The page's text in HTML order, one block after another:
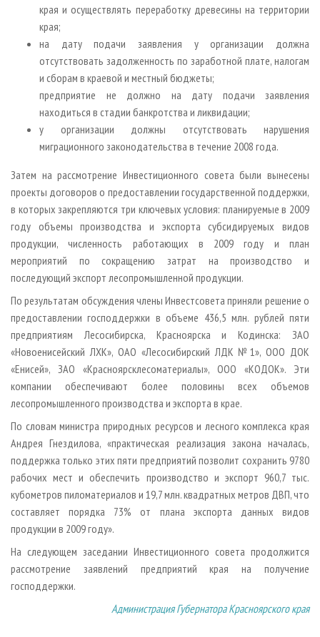
края и осуществлять переработку древесины на территории
края;
на дату подачи заявления у организации должна
отсутствовать задолженность по заработной плате, налогам
и сборам в краевой и местный бюджеты;
предприятие не должно на дату подачи заявления
находиться в стадии банкротства и ликвидации;
у организации должны отсутствовать нарушения
миграционного законодательства в течение 2008 года.
Затем на рассмотрение Инвестиционного совета были вынесены
проекты договоров о предоставлении государственной поддержки,
в которых закрепляются три ключевых условия: планируемые в 2009
году объемы производства и экспорта субсидируемых видов
продукции, численность работающих в 2009 году и план
мероприятий по сокращению затрат на производство и
последующий экспорт лесопромышленной продукции.
По результатам обсуждения члены Инвестсовета приняли решение о
предоставлении господдержки в объеме 436,5 млн. рублей пяти
предприятиям Лесосибирска, Красноярска и Кодинска: ЗАО
«Новоенисейский ЛХК», ОАО «Лесосибирский ЛДК №1», ООО ДОК
«Енисей», ЗАО «Красноярсклесоматериалы», ООО «КОДОК». Эти
компании обеспечивают более половины всех объемов
лесопромышленного производства и экспорта в крае.
По словам министра природных ресурсов и лесного комплекса края
Андрея Гнездилова, «практическая реализация закона началась,
поддержка только этих пяти предприятий позволит сохранить 9780
рабочих мест и обеспечить производство и экспорт 960,7 тыс.
кубометров пиломатериалов и 19,7 млн. квадратных метров ДВП, что
составляет порядка 73% от плана экспорта данных видов
продукции в 2009 году».
На следующем заседании Инвестиционного совета продолжится
рассмотрение заявлений предприятий края на получение
господдержки.
Администрация Губернатора Красноярского края